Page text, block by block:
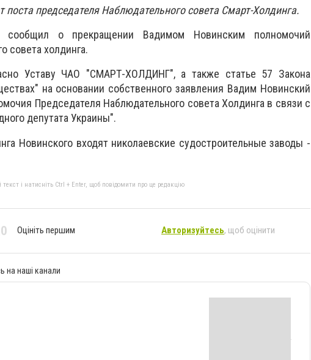
председателя Наблюдательного совета Смарт-Холдинга.
сообщил о прекращении Вадимом Новинским полномочий
совета холдинга.
Уставу ЧАО "СМАРТ-ХОЛДИНГ", а также статье 57 Закона
на основании собственного заявления Вадим Новинский
Председателя Наблюдательного совета Холдинга в связи с
депутата Украины".
Новинского входят николаевские судостроительные заводы -
і натисніть Ctrl + Enter, щоб повідомити про це редакцію
Оцініть першим Авторизуйтесь, щоб оцінити
на наші канали